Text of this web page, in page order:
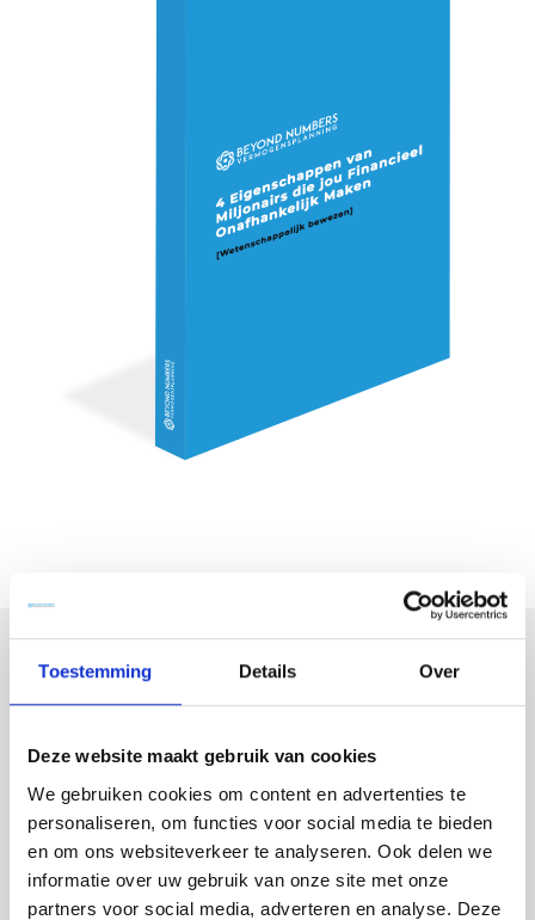
Toestemming Details Over
Deze website maakt gebruik van cookies
We gebruiken cookies om content en advertenties te
personaliseren, om functies voor social media te bieden
en om ons websiteverkeer te analyseren. Ook delen we
informatie over uw gebruik van onze site met onze
partners voor social media, adverteren en analyse. Deze
Super waardevolle
informatie
in een paar pagina's
Vul hieronder uw voornaam en e-mailadres in
en we sturen u het gratis e-book toe via e-mail.